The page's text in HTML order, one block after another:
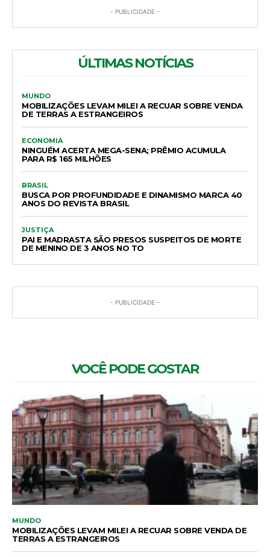
- PUBLICIDADE -
ÚLTIMAS NOTÍCIAS
MUNDO
MOBILIZAÇÕES LEVAM MILEI A RECUAR SOBRE VENDA
DE TERRAS A ESTRANGEIROS
ECONOMIA
NINGUÉM ACERTA MEGA-SENA; PRÊMIO ACUMULA
PARA R$ 165 MILHÕES
BRASIL
BUSCA POR PROFUNDIDADE E DINAMISMO MARCA 40
ANOS DO REVISTA BRASIL
JUSTIÇA
PAI E MADRASTA SÃO PRESOS SUSPEITOS DE MORTE
DE MENINO DE 3 ANOS NO TO
- PUBLICIDADE -
VOCÊ PODE GOSTAR
MUNDO
MOBILIZAÇÕES LEVAM MILEI A RECUAR SOBRE VENDA DE
TERRAS A ESTRANGEIROS